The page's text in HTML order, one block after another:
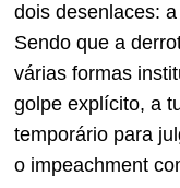
dois desenlaces:
Sendo que a
várias formas
golpe explícito, a
temporário para
o impeachment